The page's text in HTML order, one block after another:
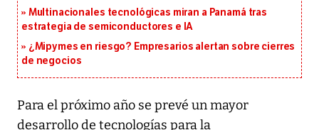
Multinacionales tecnológicas miran a Panamá tras
estrategia de semiconductores e IA
¿Mipymes en riesgo? Empresarios alertan sobre cierres
de negocios
Para el próximo año se prevé un mayor
desarrollo de tecnologías para la